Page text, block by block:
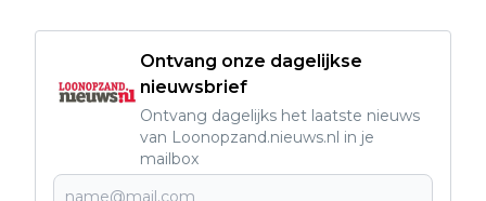
Ontvang onze dagelijkse
nieuwsbrief
Ontvang dagelijks het laatste nieuws
van Loonopzand.nieuws.nl in je
mailbox